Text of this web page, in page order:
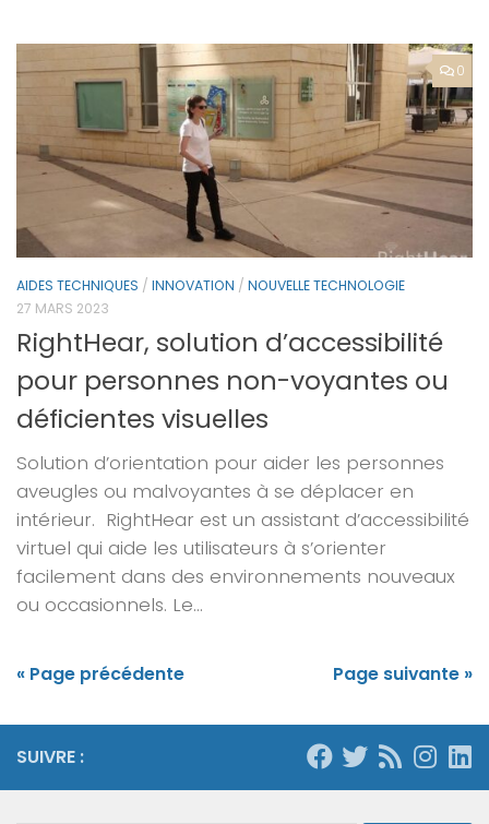
0
AIDES TECHNIQUES / INNOVATION / NOUVELLE TECHNOLOGIE
27 MARS 2023
RightHear, solution d’accessibilité
pour personnes non-voyantes ou
déficientes visuelles
Solution d’orientation pour aider les personnes
aveugles ou malvoyantes à se déplacer en
intérieur. RightHear est un assistant d’accessibilité
virtuel qui aide les utilisateurs à s’orienter
facilement dans des environnements nouveaux
ou occasionnels. Le...
« Page précédente Page suivante »
SUIVRE :